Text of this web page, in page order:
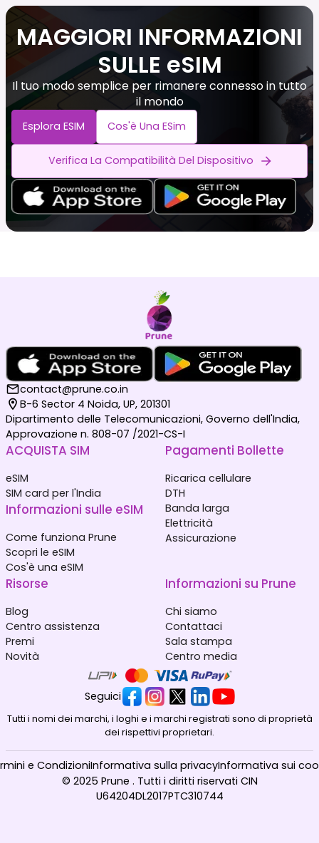
MAGGIORI INFORMAZIONI
SULLE eSIM
Il tuo modo semplice per rimanere connesso in tutto
il mondo
Esplora ESIM Cos'è Una ESim
Verifica La Compatibilità Del Dispositivo
contact@prune.co.in
B-6 Sector 4 Noida, UP, 201301
Dipartimento delle Telecomunicazioni, Governo dell'India,
Approvazione n. 808-07 /2021-CS-I
ACQUISTA SIM
eSIM
SIM card per l'India
Informazioni sulle eSIM
Come funziona Prune
Scopri le eSIM
Cos'è una eSIM
Pagamenti Bollette
Ricarica cellulare
DTH
Banda larga
Elettricità
Assicurazione
Risorse
Blog
Centro assistenza
Premi
Novità
Informazioni su Prune
Chi siamo
Contattaci
Sala stampa
Centro media
Seguici
Tutti i nomi dei marchi, i loghi e i marchi registrati sono di proprietà
dei rispettivi proprietari.
© 2025 Prune . Tutti i diritti riservati CIN
U64204DL2017PTC310744
e CondizioniInformativa sulla privacyInformativa sui